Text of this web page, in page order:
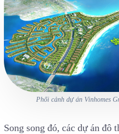
Phối cảnh dự án Vinhomes
Song song đó, các dự án